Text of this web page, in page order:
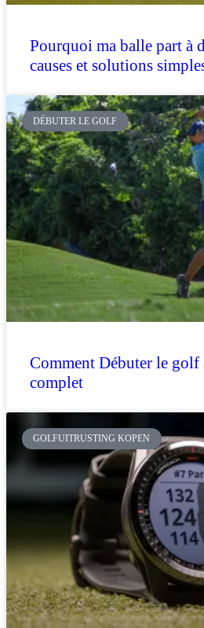
Pourquoi ma balle part à
causes et solutions
DÉBUTER LE GOLF
Comment Débuter le golf
complet
GOLFUITRUSTING KOPEN